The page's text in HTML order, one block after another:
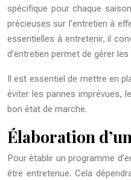
spécifique pour chaque
précieuses sur l’entretien à
essentielles à entretenir, il
d’entretien permet de gérer
Il est essentiel de mettre en
éviter les pannes imprévues,
bon état de marche.
Élaboration
Pour établir un programme
être entretenue. Cela